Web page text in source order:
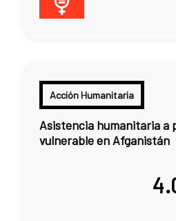
Acción Humanitaria
Asistencia humanitaria a
vulnerable en Afganistán